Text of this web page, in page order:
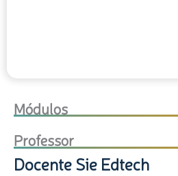
Módulos
Professor
Docente Sie Edtech